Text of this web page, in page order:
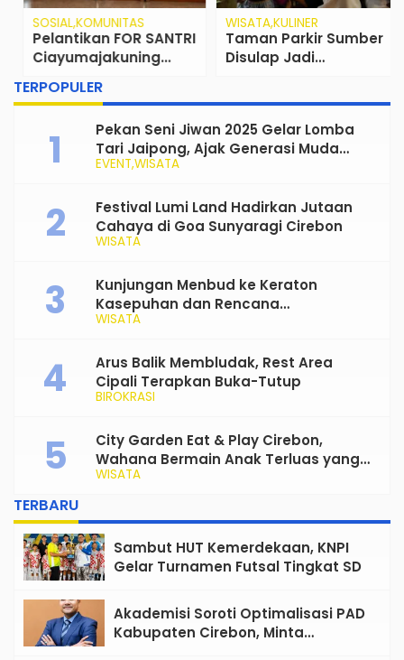
SOSIALKOMUNITAS
Pelantikan FOR SANTRI
Ciayumajakuning
sebagai Penggerak
WISATAKULINER
Taman Parkir Sumber
Disulap Jadi
TERPOPULER
EVENT WISATA
Pekan Seni Jiwan 2025 Gelar Lomba
Tari Jaipong, Ajak Generasi Muda
Rayakan dan Lestarikan Budaya
WISATA
Festival Lumi Land Hadirkan Jutaan
Cahaya di Goa Sunyaragi Cirebon
WISATA
Kunjungan Menbud ke Keraton
Kasepuhan dan Rencana
Transformasi Gedung Kesenian Nyi
BIROKRASI
Arus Balik Membludak, Rest Area
Cipali Terapkan Buka-Tutup
WISATA
City Garden Eat & Play Cirebon,
Wahana Bermain Anak Terluas yang
Siap Jadi Favorit Keluarga
TERBARU
Sambut HUT Kemerdekaan, KNPI
Gelar Turnamen Futsal Tingkat SD
Akademisi Soroti Optimalisasi PAD
Kabupaten Cirebon, Minta